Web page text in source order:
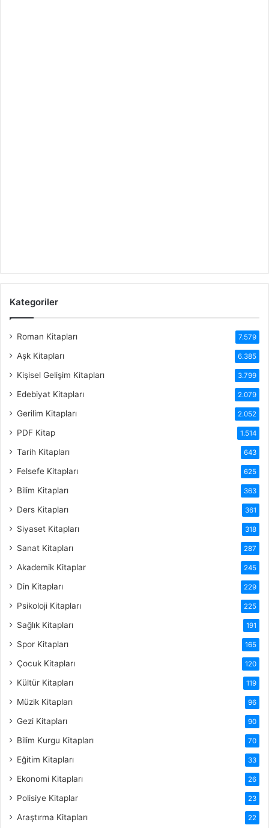
Kategoriler
Roman Kitapları 7.579
Aşk Kitapları 6.385
Kişisel Gelişim Kitapları 3.799
Edebiyat Kitapları 2.079
Gerilim Kitapları 2.052
PDF Kitap 1.514
Tarih Kitapları 643
Felsefe Kitapları 625
Bilim Kitapları 363
Ders Kitapları 361
Siyaset Kitapları 318
Sanat Kitapları 287
Akademik Kitaplar 245
Din Kitapları 229
Psikoloji Kitapları 225
Sağlık Kitapları 191
Spor Kitapları 165
Çocuk Kitapları 120
Kültür Kitapları 119
Müzik Kitapları 96
Gezi Kitapları 90
Bilim Kurgu Kitapları 70
Eğitim Kitapları 33
Ekonomi Kitapları 26
Polisiye Kitaplar 23
Araştırma Kitapları 22